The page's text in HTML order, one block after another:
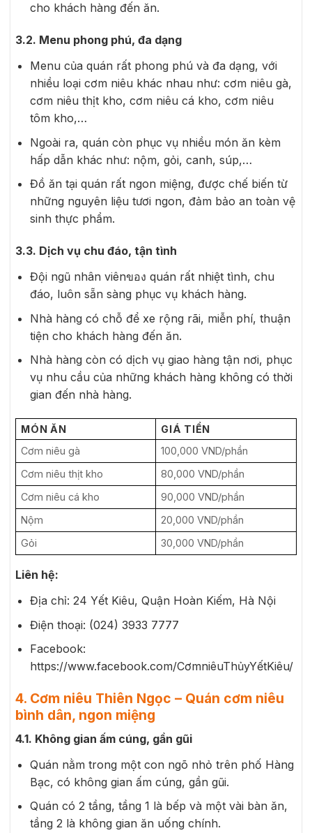
cho khách hàng đến ăn.
3.2. Menu phong phú, đa dạng
Menu của quán rất phong phú và đa dạng, với
nhiều loại cơm niêu khác nhau như: cơm niêu gà,
cơm niêu thịt kho, cơm niêu cá kho, cơm niêu
tôm kho,…
Ngoài ra, quán còn phục vụ nhiều món ăn kèm
hấp dẫn khác như: nộm, gỏi, canh, súp,…
Đồ ăn tại quán rất ngon miệng, được chế biến từ
những nguyên liệu tươi ngon, đảm bảo an toàn vệ
sinh thực phẩm.
3.3. Dịch vụ chu đáo, tận tình
Đội ngũ nhân viênของ quán rất nhiệt tình, chu
đáo, luôn sẵn sàng phục vụ khách hàng.
Nhà hàng có chỗ để xe rộng rãi, miễn phí, thuận
tiện cho khách hàng đến ăn.
Nhà hàng còn có dịch vụ giao hàng tận nơi, phục
vụ nhu cầu của những khách hàng không có thời
gian đến nhà hàng.
MÓN ĂN
GIÁ TIỀN
Cơm niêu gà
100,000 VND/phần
Cơm niêu thịt kho
80,000 VND/phần
Cơm niêu cá kho
90,000 VND/phần
Nộm
20,000 VND/phần
Gỏi
30,000 VND/phần
Liên hệ:
Địa chỉ: 24 Yết Kiêu, Quận Hoàn Kiếm, Hà Nội
Điện thoại: (024) 3933 7777
Facebook:
https://www.facebook.com/CơmniêuThủyYếtKiêu/
4. Cơm niêu Thiên Ngọc – Quán cơm niêu
bình dân, ngon miệng
4.1. Không gian ấm cúng, gần gũi
Quán nằm trong một con ngõ nhỏ trên phố Hàng
Bạc, có không gian ấm cúng, gần gũi.
Quán có 2 tầng, tầng 1 là bếp và một vài bàn ăn,
tầng 2 là không gian ăn uống chính.